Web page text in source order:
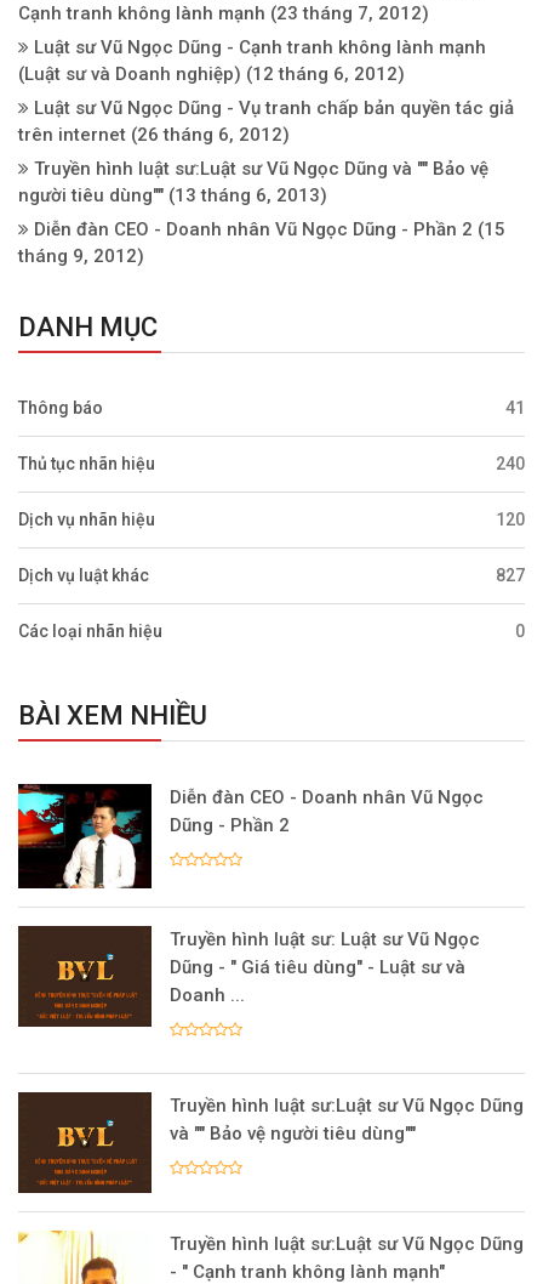
Cạnh tranh không lành mạnh (23 tháng 7, 2012)
Luật sư Vũ Ngọc Dũng - Cạnh tranh không lành mạnh
(Luật sư và Doanh nghiệp) (12 tháng 6, 2012)
Luật sư Vũ Ngọc Dũng - Vụ tranh chấp bản quyền tác giả
trên internet (26 tháng 6, 2012)
Truyền hình luật sư:Luật sư Vũ Ngọc Dũng và "" Bảo vệ
người tiêu dùng"" (13 tháng 6, 2013)
Diễn đàn CEO - Doanh nhân Vũ Ngọc Dũng - Phần 2 (15
tháng 9, 2012)
DANH MỤC
Thông báo 41
Thủ tục nhãn hiệu 240
Dịch vụ nhãn hiệu 120
Dịch vụ luật khác 827
Các loại nhãn hiệu 0
BÀI XEM NHIỀU
Diễn đàn CEO - Doanh nhân Vũ Ngọc
Dũng - Phần 2
Truyền hình luật sư: Luật sư Vũ Ngọc
Dũng - " Giá tiêu dùng" - Luật sư và
Doanh ...
Truyền hình luật sư:Luật sư Vũ Ngọc Dũng
và "" Bảo vệ người tiêu dùng""
Truyền hình luật sư:Luật sư Vũ Ngọc Dũng
- " Cạnh tranh không lành mạnh"